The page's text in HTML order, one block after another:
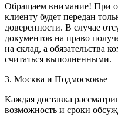
Обращаем внимание! При
клиенту будет передан
доверенности. В случае
документов на право
на склад, а обязательства
считаться выполненными.
3. Москва и Подмосковье
Каждая доставка
возможность и сроки